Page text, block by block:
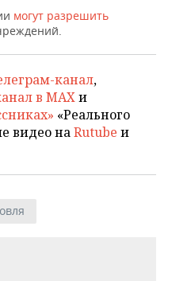
могут разрешить
канал,
в MAXи
«Реального
видео наRutube и